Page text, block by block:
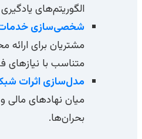
الگوریتم‌های
شخصی‌سازی خدمات
مشتریان برای
متناسب با نیازهای
مدل‌سازی اثرات
میان نهادهای مالی و
بحران‌ها.